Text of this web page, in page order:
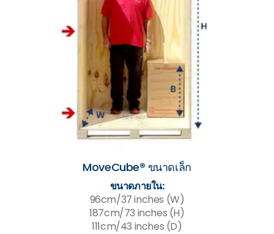
MoveCube® ขนาดเล็ก
ขนาดภายใน:
96cm/37 inches (W)
187cm/73 inches (H)
111cm/43 inches (D)